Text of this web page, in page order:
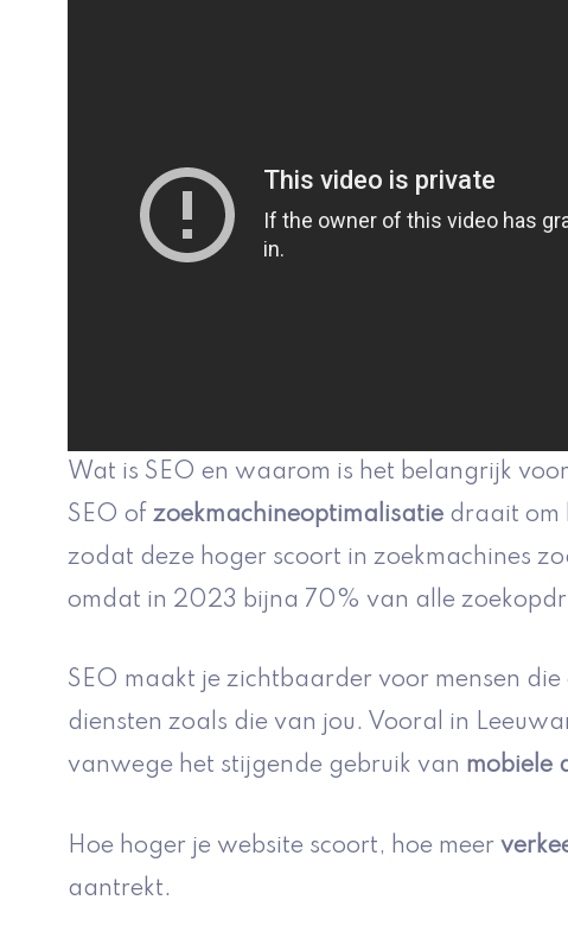
Wat is SEO en waarom is het belangrijk
SEO of zoekmachineoptimalisatie draait om
zodat deze hoger scoort in zoekmachines
omdat in 2023 bijna 70% van alle
SEO maakt je zichtbaarder voor mensen
diensten zoals die van jou. Vooral in
vanwege het stijgende gebruik van mobiele
Hoe hoger je website scoort, hoe meer
aantrekt.